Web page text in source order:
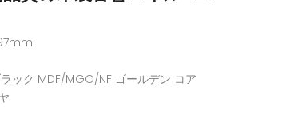
ック MDF/MGO/NF ゴールデン コア